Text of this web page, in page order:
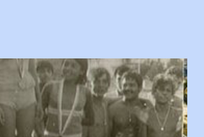
görmek istemediklerini bir
bildiriyordu.. Bu grup
şahsı muhterem(!) ''Açık ve net olarak
Bunun yanısıra, bu takımlara